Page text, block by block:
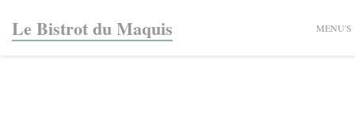
Le Bistrot du Maquis MENU'S